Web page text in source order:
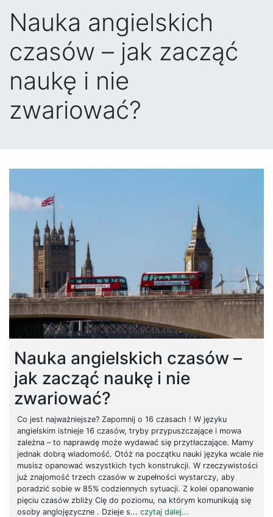
Nauka angielskich
czasów – jak zacząć
naukę i nie
zwariować?
Nauka angielskich czasów –
jak zacząć naukę i nie
zwariować?
Co jest najważniejsze? Zapomnij o 16 czasach ! W języku
angielskim istnieje 16 czasów, tryby przypuszczające i mowa
zależna – to naprawdę może wydawać się przytłaczające. Mamy
jednak dobrą wiadomość. Otóż na początku nauki języka wcale nie
musisz opanować wszystkich tych konstrukcji. W rzeczywistości
już znajomość trzech czasów w zupełności wystarczy, aby
poradzić sobie w 85% codziennych sytuacji. Z kolei opanowanie
pięciu czasów zbliży Cię do poziomu, na którym komunikują się
osoby anglojęzyczne . Dzieje s... czytaj dalej...